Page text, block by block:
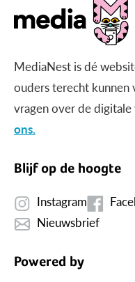
MediaNest is dé
ouders terecht
vragen over de
ons.
Blijf op de hoogte
Instagram
Nieuwsbrief
Powered by